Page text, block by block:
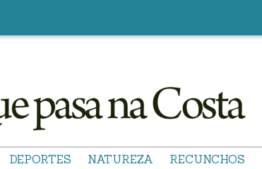
DEPORTES NATUREZA RECUNCHOS